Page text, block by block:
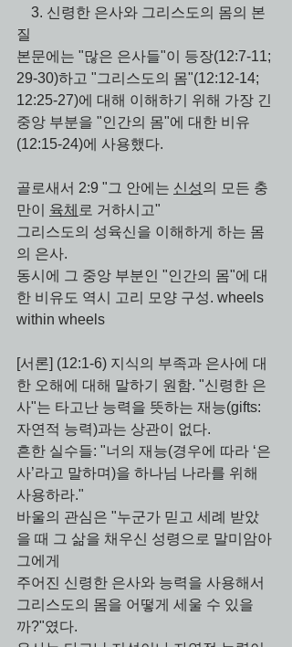
질
본문에는 "많은 은사들"이 등장(12:7-11;
29-30)하고 "그리스도의 몸"(12:12-14;
12:25-27)에 대해 이해하기 위해 가장 긴
중앙 부분을 "인간의 몸"에 대한 비유
(12:15-24)에 사용했다.
골로새서 2:9 "그 안에는 신성의 모든 충
만이 육체 로 거하시고"
그리스도의 성육신을 이해하게 하는 몸
의 은사.
동시에 그 중앙 부분인 "인간의 몸"에 대
한 비유도 역시 고리 모양 구성. wheels
within wheels
[서론] (12:1-6) 지식의 부족과 은사에 대
한 오해에 대해 말하기 원함. "신령한 은
사"는 타고난 능력을 뜻하는 재능(gifts:
자연적 능력)과는 상관이 없다.
흔한 실수들: "너의 재능(경우에 따라 ‘은
사’라고 말하며)을 하나님 나라를 위해
사용하라."
바울의 관심은 "누군가 믿고 세례 받았
을 때 그 삶을 채우신 성령으로 말미암아
그에게
주어진 신령한 은사와 능력을 사용해서
그리스도의 몸을 어떻게 세울 수 있을
까?"였다.